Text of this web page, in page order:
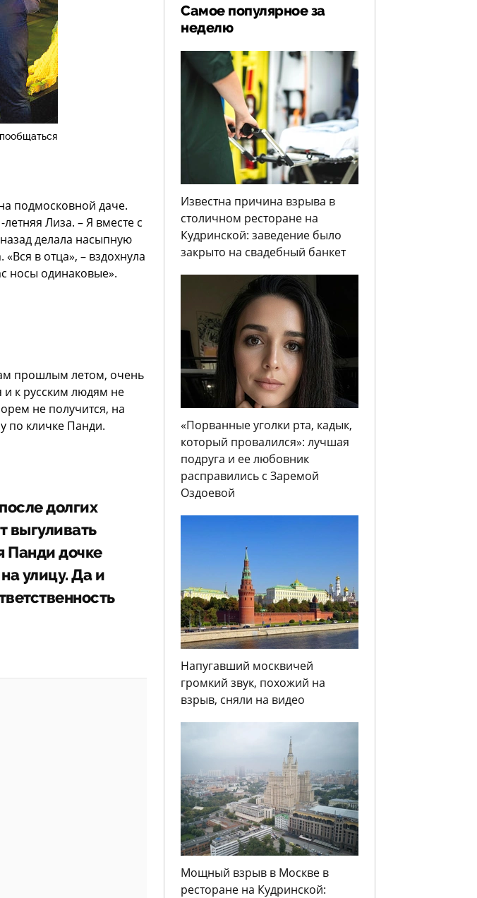
подмосковной даче.
Лиза. – Я вместе с
делала насыпную
в отца», – вздохнула
носы одинаковые».
прошлым летом, очень
и к русским людям не
не получится, на
по кличке Панди.
долгих
выгуливать
Панди дочке
улицу. Да и
Самое популярное за
неделю
Известна причина взрыва в
столичном ресторане на
Кудринской: заведение было
закрыто на свадебный банкет
«Порванные уголки рта, кадык,
который провалился»: лучшая
подруга и ее любовник
расправились с Заремой
Оздоевой
Напугавший москвичей
громкий звук, похожий на
взрыв, сняли на видео
Мощный взрыв в Москве в
ресторане на Кудринской: